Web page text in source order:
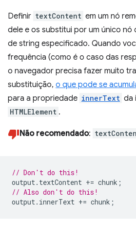
Definir textContent em um nó
dele e os substitui por um único
de string especificado. Quando
frequência (como é o caso das
o navegador precisa fazer muito
substituição, o que pode se
para a propriedade innerText da
HTMLElement .
Não recomendado:
// Don't do this!
output. textContent += chunk ;
// Also don't do this!
output. innerText += chunk ;